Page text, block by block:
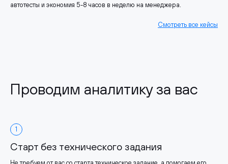
автотесты и экономия 5-8 часов в неделю на менеджера.
Смотреть все кейсы
Проводим аналитику за вас
1
Старт без технического задания